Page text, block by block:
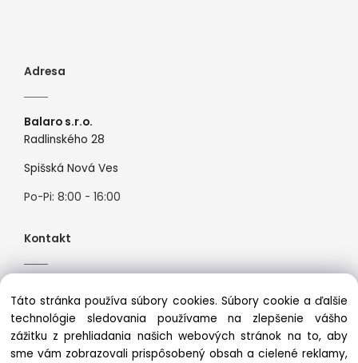
Adresa
Balaro s.r.o.
Radlinského 28
Spišská Nová Ves
Po-Pi: 8:00 - 16:00
Kontakt
Mail:info@premiosport.sk
Táto stránka používa súbory cookies. Súbory cookie a ďalšie
technológie sledovania používame na zlepšenie vášho
zážitku z prehliadania našich webových stránok na to, aby
sme vám zobrazovali prispôsobený obsah a cielené reklamy,